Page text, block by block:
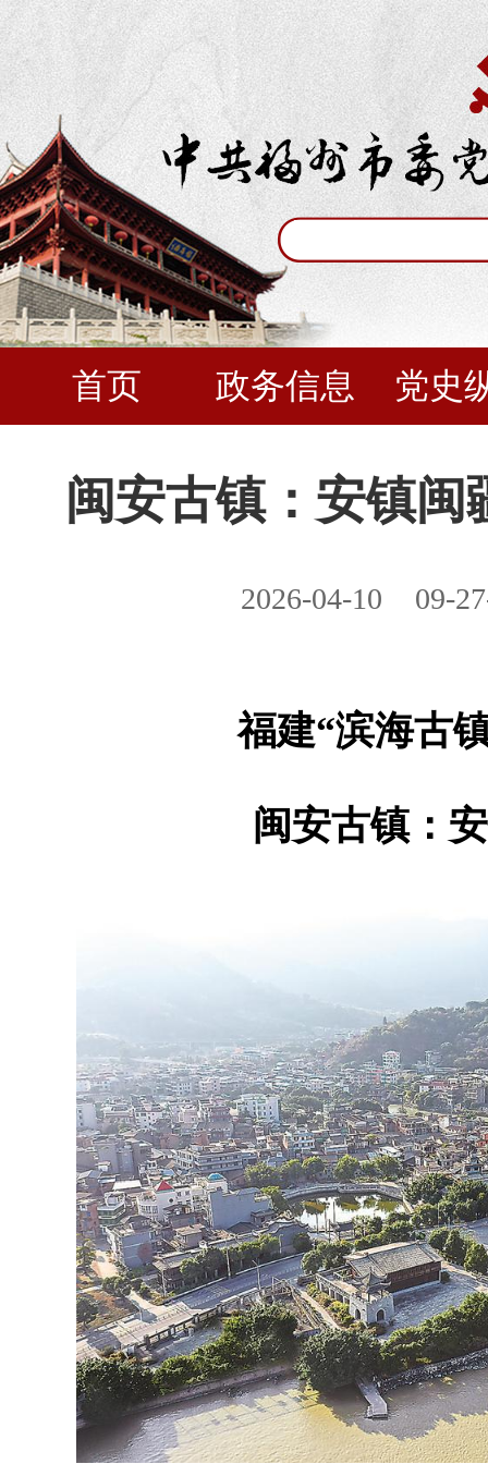
首页 政务信息 党史
闽安古镇：安镇闽
2026-04-10 09-
福建“滨海古
闽安古镇：